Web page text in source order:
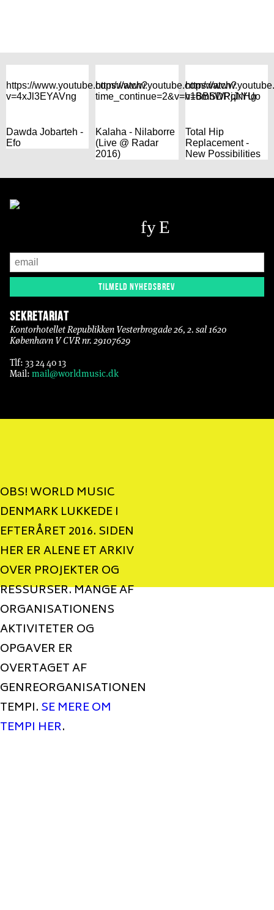
https://www.youtube.com/watch?
v=4xJl3EYAVng
Dawda Jobarteh -
Efo
https://www.youtube.com/watch?
time_continue=2&v=h16mhWPqNHg
Kalaha - Nilaborre
(Live @ Radar
2016)
https://
v=BBSDRjJrYUo
Total Hip
Replacement -
New Possibilities
Sekretariat
Kontorhotellet Republikken Vesterbrogade 26, 2. sal 1620
København V CVR nr. 29107629
Tlf: 33 24 40 13
Mail: mail@worldmusic.dk
OBS! WORLD MUSIC
DENMARK LUKKEDE I
EFTERÅRET 2016. SIDEN
HER ER ALENE ET ARKIV
OVER PROJEKTER OG
RESSURSER. MANGE AF
ORGANISATIONENS
AKTIVITETER OG
OPGAVER ER
OVERTAGET AF
GENREORGANISATIONEN
TEMPI.SE MERE OM
TEMPI HER.